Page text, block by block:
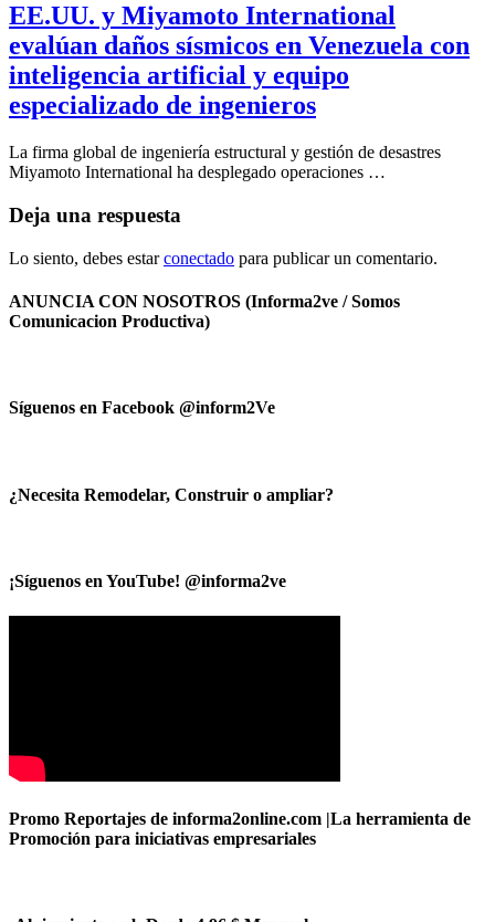
EE.UU. y Miyamoto International
evalúan daños sísmicos en Venezuela con
inteligencia artificial y equipo
especializado de ingenieros
La firma global de ingeniería estructural y gestión de desastres
Miyamoto International ha desplegado operaciones …
Deja una respuesta
Lo siento, debes estarconectado para publicar un comentario.
ANUNCIA CON NOSOTROS (Informa2ve / Somos
Comunicacion Productiva)
Síguenos en Facebook @inform2Ve
¿Necesita Remodelar, Construir o ampliar?
¡Síguenos en YouTube! @informa2ve
Promo Reportajes de informa2online.com |La herramienta de
Promoción para iniciativas empresariales